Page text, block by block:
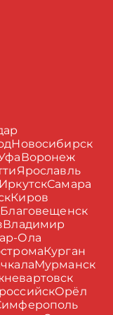
Новосибирск
Воронеж
Ярославль
ИркутскСамара
Киров
Благовещенск
Владимир
Ола
Курган
Мурманск
Орёл